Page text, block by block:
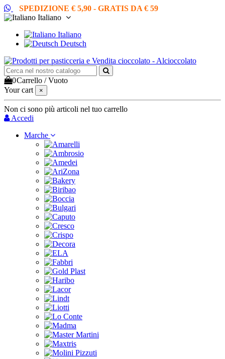
SPEDIZIONE € 5,90 - GRATIS DA € 59
Italiano
Italiano
Deutsch
0Carrello /Vuoto
Your cart
×
Non ci sono più articoli nel tuo carrello
Accedi
Marche